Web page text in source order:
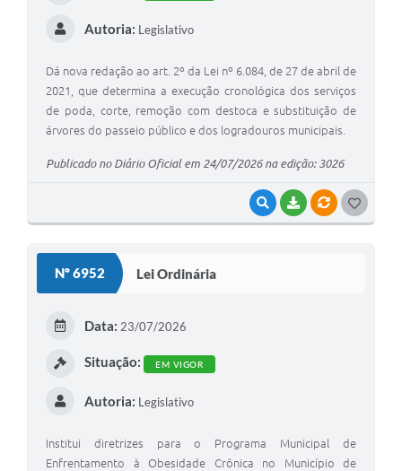
VISUALIZAR
BAIXARVÍNCULOS
Autoria: Legislativo
Dá nova redação ao art. 2º da Lei nº 6.084, de 27 de abril de
2021, que determina a execução cronológica dos serviços
de poda, corte, remoção com destoca e substituição de
árvores do passeio público e dos logradouros municipais.
Publicado no Diário Oficial em 24/07/2026 na edição: 3026
Nº 6952 Lei Ordinária
Data: 23/07/2026
Situação: EM VIGOR
Autoria: Legislativo
Institui diretrizes para o Programa Municipal de
Enfrentamento à Obesidade Crônica no Município de